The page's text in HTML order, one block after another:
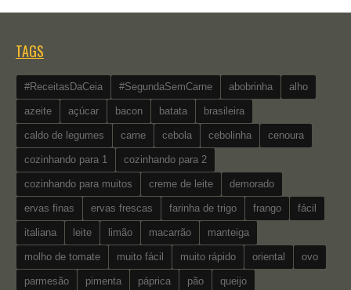
TAGS
#ReceitasDaCeia #SegundaSemCarne abobrinha alho
azeite açúcar bacon batata brasileira
caldo de legumes carne cebola cebolinha cenoura
cozinhando para 1 cozinhando para 2
cozinhando para muitos creme de leite demorado
ervas finas ervas frescas farinha de trigo frango fácil
italiana leite limão macarrão manteiga
molho de tomate muito fácil muito rápido oriental ovo
parmesão pimenta páprica pão queijo